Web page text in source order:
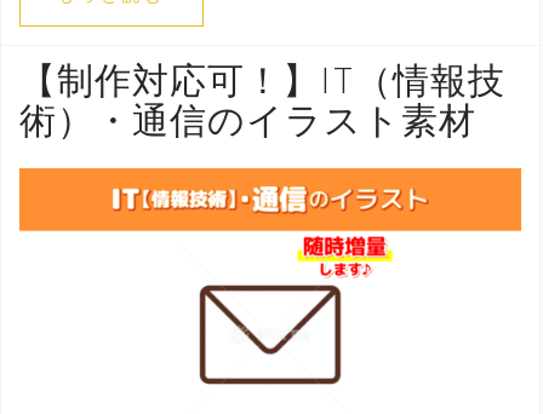
【制作対応可！】IT（情報技
術）・通信のイラスト素材